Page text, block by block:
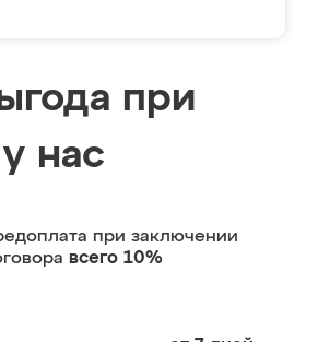
при
нас
при заключении
всего 10%